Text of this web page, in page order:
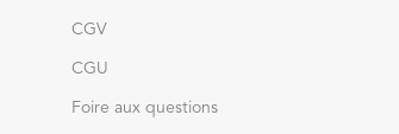
CGV
CGU
Foire aux questions